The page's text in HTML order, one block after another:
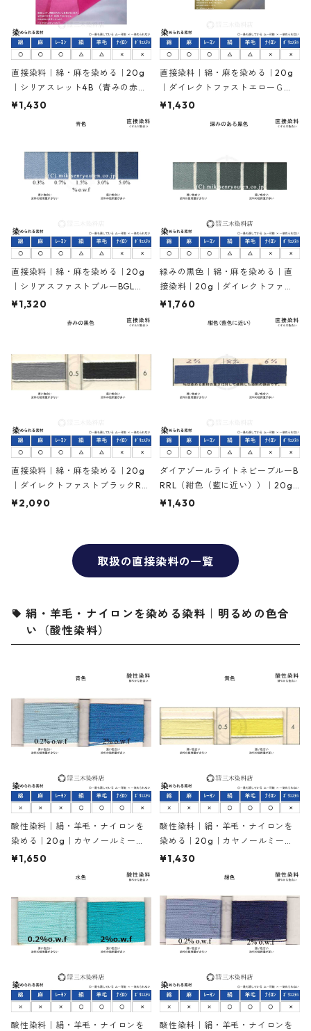
直接染料｜綿・麻を染める｜20g
｜シリアスレット4B（青みの赤
色）
¥1,430
直接染料｜綿・麻を染める｜20g
｜ダイレクトファストエローＧ
（黄色）
¥1,430
直接染料｜綿・麻を染める｜20g
｜シリアスファストブルーBGL
（青色）
¥1,320
緑みの黒色｜綿・麻を染める｜直
接染料｜20g｜ダイレクトファス
トブラックG
¥1,760
直接染料｜綿・麻を染める｜20g
｜ダイレクトファストブラックRC
（赤みの黒色）
¥2,090
ダイアゾールライトネビーブルーB
RRL（紺色（藍に近い））｜20g
｜直接染料
¥1,430
取扱の直接染料の一覧
絹・羊毛・ナイロンを染める染料｜明るめの色合
い（酸性染料）
酸性染料｜絹・羊毛・ナイロンを
染める｜20g｜カヤノールミーリ
ングブルーBW（青色）
¥1,650
酸性染料｜絹・羊毛・ナイロンを
染める｜20g｜カヤノールミーリ
ングエロー5GW（黄色）
¥1,430
酸性染料｜絹・羊毛・ナイロンを
酸性染料｜絹・羊毛・ナイロンを